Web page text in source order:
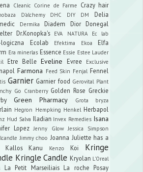
Cleanic Corine de Farme Crazy hair
D'alchemy DHC DIY DM
Delia
Dermika Diadem Dior
Donegal
Dr.Konopka's EVA NATURA Ec lab
logiczna Ecolab Efektima Ekoa
Elfa
Era minerlas Essence Essie Estee Lauder
Etre Belle Eveline Evree Exclusive
Farmona Feed Skin Fenjal Fennel
Garnier Garnier food Gerovital Plant
Go Cranberry Golden Rose Greckie
Green Pharmacy Grota bryza
Hegron Hempking Henkel Herbapol
Hud Salva Iladian Invex Remedies Isana
Lopez Jenny Glow Jessica Simpson
Jimmy choo Joanna Juliette has a
Kallos Kanu Kenzo Koi
Kringe
Kringle Candle Kryolan L'Oreal
La Petit Marseiliais La roche Posay